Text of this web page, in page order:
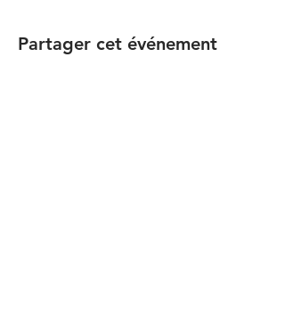
Partager cet événement